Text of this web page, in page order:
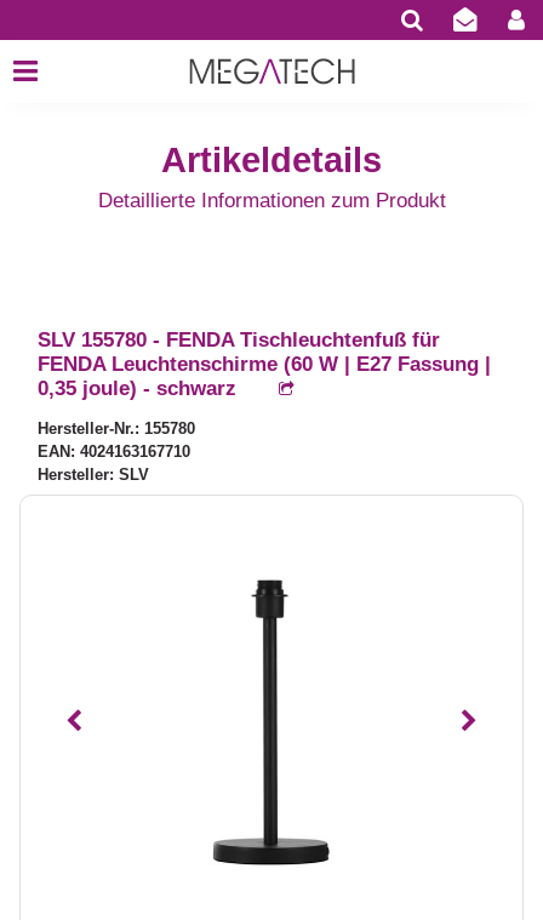
Artikeldetails
Detaillierte Informationen zum Produkt
SLV 155780 - FENDA Tischleuchtenfuß für
FENDA Leuchtenschirme (60 W | E27 Fassung |
0,35 joule) - schwarz
Hersteller-Nr.: 155780
EAN: 4024163167710
Hersteller: SLV
Vorheriges